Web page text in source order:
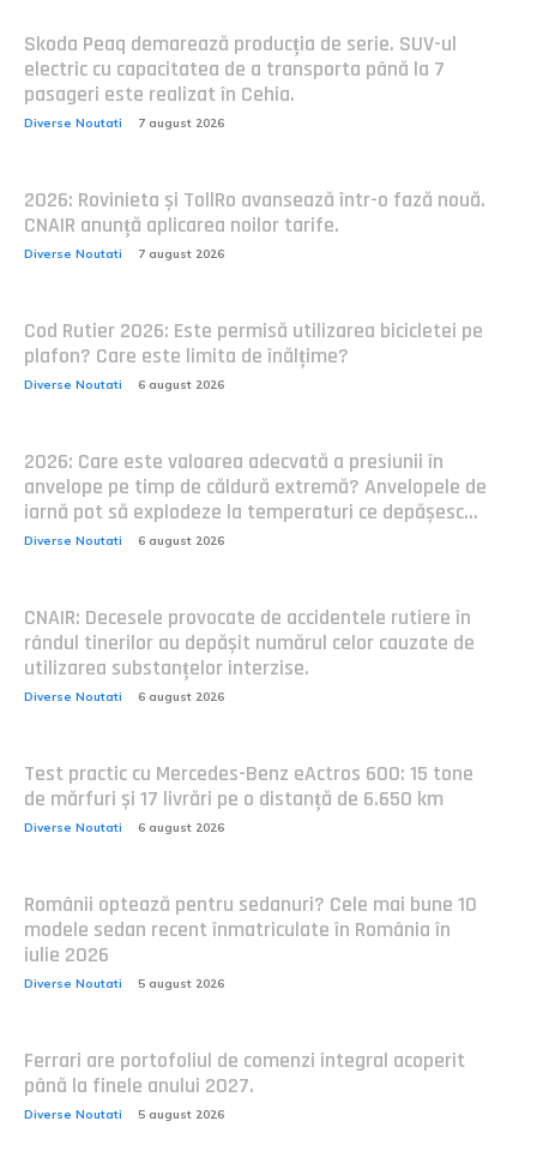
Skoda Peaq demarează producția de serie. SUV-ul
electric cu capacitatea de a transporta până la 7
pasageri este realizat în Cehia.
Diverse Noutati 7 august 2026
2026: Rovinieta și TollRo avansează într-o fază nouă.
CNAIR anunță aplicarea noilor tarife.
Diverse Noutati 7 august 2026
Cod Rutier 2026: Este permisă utilizarea bicicletei pe
plafon? Care este limita de înălțime?
Diverse Noutati 6 august 2026
2026: Care este valoarea adecvată a presiunii în
anvelope pe timp de căldură extremă? Anvelopele de
iarnă pot să explodeze la temperaturi ce depășesc...
Diverse Noutati 6 august 2026
CNAIR: Decesele provocate de accidentele rutiere în
rândul tinerilor au depășit numărul celor cauzate de
utilizarea substanțelor interzise.
Diverse Noutati 6 august 2026
Test practic cu Mercedes-Benz eActros 600: 15 tone
de mărfuri și 17 livrări pe o distanță de 6.650 km
Diverse Noutati 6 august 2026
Românii optează pentru sedanuri? Cele mai bune 10
modele sedan recent înmatriculate în România în
iulie 2026
Diverse Noutati 5 august 2026
Ferrari are portofoliul de comenzi integral acoperit
până la finele anului 2027.
Diverse Noutati 5 august 2026